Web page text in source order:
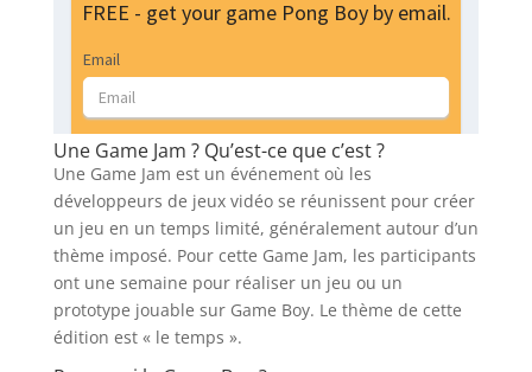
Une Game Jam ? Qu’est-ce que c’est ?
Une Game Jam est un événement où les
développeurs de jeux vidéo se réunissent pour créer
un jeu en un temps limité, généralement autour d’un
thème imposé. Pour cette Game Jam, les participants
ont une semaine pour réaliser un jeu ou un
prototype jouable sur Game Boy. Le thème de cette
édition est « le temps ».